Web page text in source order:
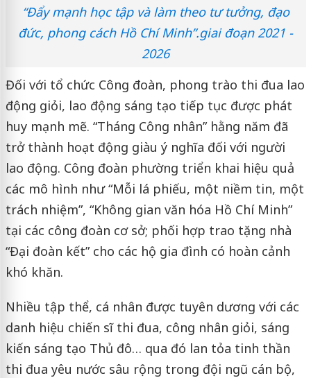
“Đẩy mạnh học tập và làm theo tư tưởng, đạo
đức, phong cách Hồ Chí Minh”.giai đoạn 2021 -
2026
Đối với tổ chức Công đoàn, phong trào thi đua lao
động giỏi, lao động sáng tạo tiếp tục được phát
huy mạnh mẽ. “Tháng Công nhân” hằng năm đã
trở thành hoạt động giàu ý nghĩa đối với người
lao động. Công đoàn phường triển khai hiệu quả
các mô hình như “Mỗi lá phiếu, một niềm tin, một
trách nhiệm”, “Không gian văn hóa Hồ Chí Minh”
tại các công đoàn cơ sở; phối hợp trao tặng nhà
“Đại đoàn kết” cho các hộ gia đình có hoàn cảnh
khó khăn.
Nhiều tập thể, cá nhân được tuyên dương với các
danh hiệu chiến sĩ thi đua, công nhân giỏi, sáng
kiến sáng tạo Thủ đô… qua đó lan tỏa tinh thần
thi đua yêu nước sâu rộng trong đội ngũ cán bộ,